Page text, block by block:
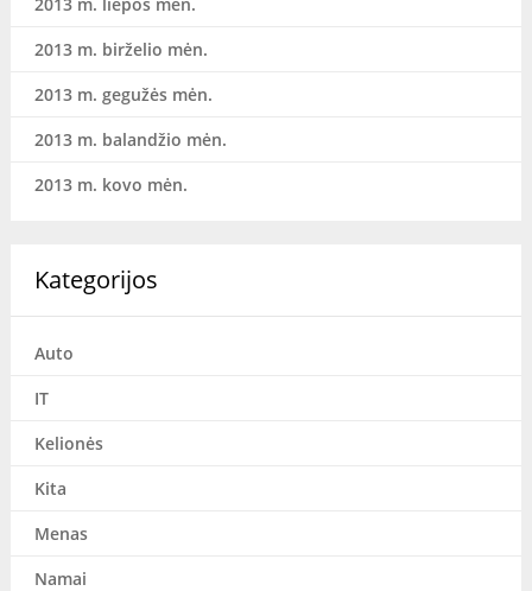
2013 m. birželio mėn.
2013 m. gegužės mėn.
2013 m. balandžio mėn.
2013 m. kovo mėn.
Kategorijos
Auto
IT
Kelionės
Kita
Menas
Namai